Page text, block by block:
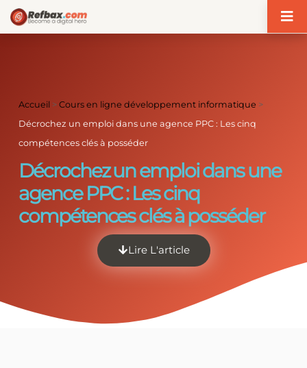
Accueil >Cours en ligne développement informatique >
Décrochez un emploi dans une agence PPC : Les cinq
compétences clés à posséder
Décrochez un emploi dans une
agence PPC : Les cinq
compétences clés à posséder
Lire L'article
Panneau de gestion des cookies